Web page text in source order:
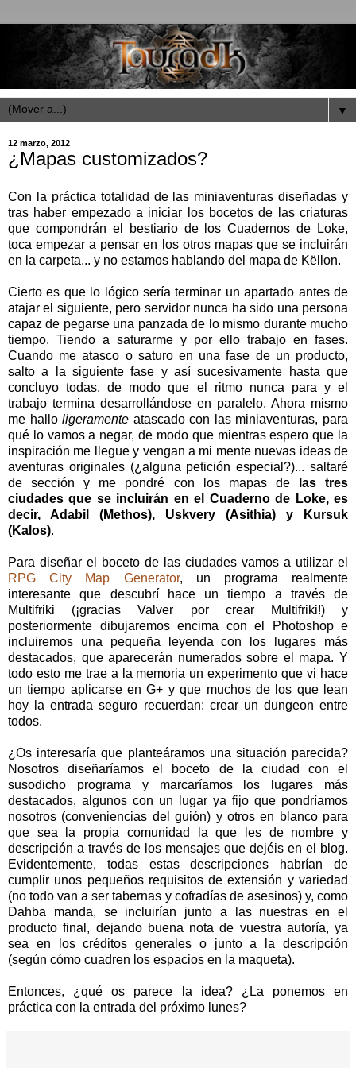
▼
12 marzo, 2012
¿Mapas customizados?
Con la práctica totalidad de las miniaventuras diseñadas y
tras haber empezado a iniciar los bocetos de las criaturas
que compondrán el bestiario de los Cuadernos de Loke,
toca empezar a pensar en los otros mapas que se incluirán
en la carpeta... y no estamos hablando del mapa de Këllon.
Cierto es que lo lógico sería terminar un apartado antes de
atajar el siguiente, pero servidor nunca ha sido una persona
capaz de pegarse una panzada de lo mismo durante mucho
tiempo. Tiendo a saturarme y por ello trabajo en fases.
Cuando me atasco o saturo en una fase de un producto,
salto a la siguiente fase y así sucesivamente hasta que
concluyo todas, de modo que el ritmo nunca para y el
trabajo termina desarrollándose en paralelo. Ahora mismo
me halloligeramente atascado con las miniaventuras, para
qué lo vamos a negar, de modo que mientras espero que la
inspiración me llegue y vengan a mi mente nuevas ideas de
aventuras originales (¿alguna petición especial?)... saltaré
de sección y me pondré con los mapas de
las tres
ciudades que se incluirán en el Cuaderno de Loke, es
decir, Adabil (Methos), Uskvery (Asithia) y Kursuk
(Kalos).
Para diseñar el boceto de las ciudades vamos a utilizar el
RPG City Map Generator, un programa realmente
interesante que descubrí hace un tiempo a través de
Multifriki (¡gracias Valver por crear Multifriki!) y
posteriormente dibujaremos encima con el Photoshop e
incluiremos una pequeña leyenda con los lugares más
destacados, que aparecerán numerados sobre el mapa. Y
todo esto me trae a la memoria un experimento que vi hace
un tiempo aplicarse en G+ y que muchos de los que lean
hoy la entrada seguro recuerdan: crear un dungeon entre
todos.
¿Os interesaría que planteáramos una situación parecida?
Nosotros diseñaríamos el boceto de la ciudad con el
susodicho programa y marcaríamos los lugares más
destacados, algunos con un lugar ya fijo que pondríamos
nosotros (conveniencias del guión) y otros en blanco para
que sea la propia comunidad la que les de nombre y
descripción a través de los mensajes que dejéis en el blog.
Evidentemente, todas estas descripciones habrían de
cumplir unos pequeños requisitos de extensión y variedad
(no todo van a ser tabernas y cofradías de asesinos) y, como
Dahba manda, se incluirían junto a las nuestras en el
producto final, dejando buena nota de vuestra autoría, ya
sea en los créditos generales o junto a la descripción
(según cómo cuadren los espacios en la maqueta).
Entonces, ¿qué os parece la idea? ¿La ponemos en
práctica con la entrada del próximo lunes?